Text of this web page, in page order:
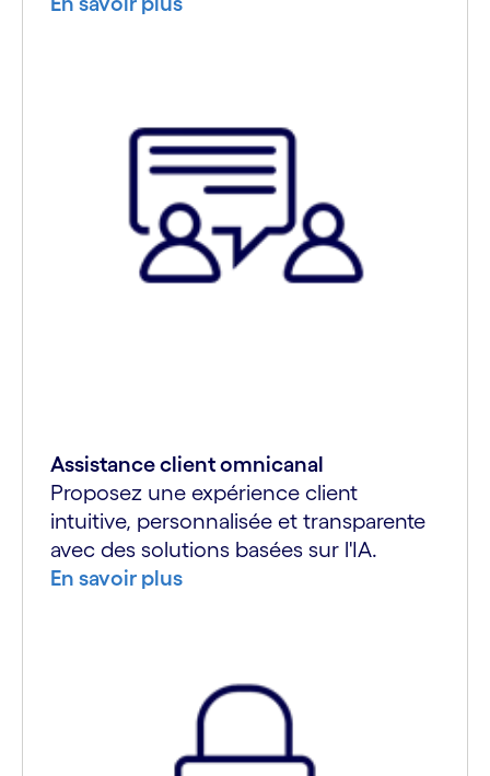
Assistance client omnicanal
Proposez une expérience client
intuitive, personnalisée et transparente
avec des solutions basées sur l'IA.
En savoir plus